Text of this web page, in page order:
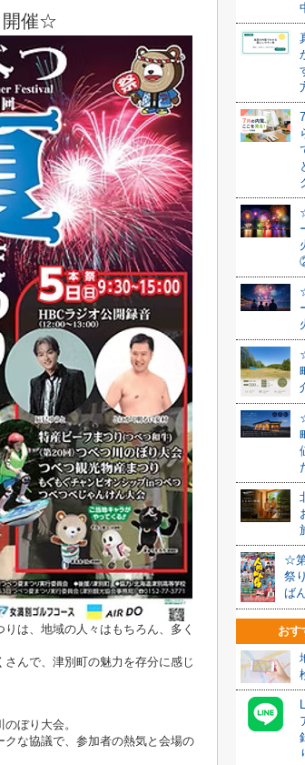
開催☆
は、地域の人々はもちろん、多く
んで、津別町の魅力を存分に感じ
ぼり大会。
な協議で、参加者の熱気と会場の
☆
祭
ば
おす